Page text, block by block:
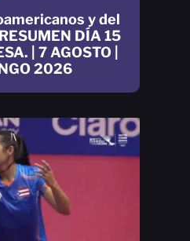
y del
DÍA 15
| 7 AGOSTO |
2026